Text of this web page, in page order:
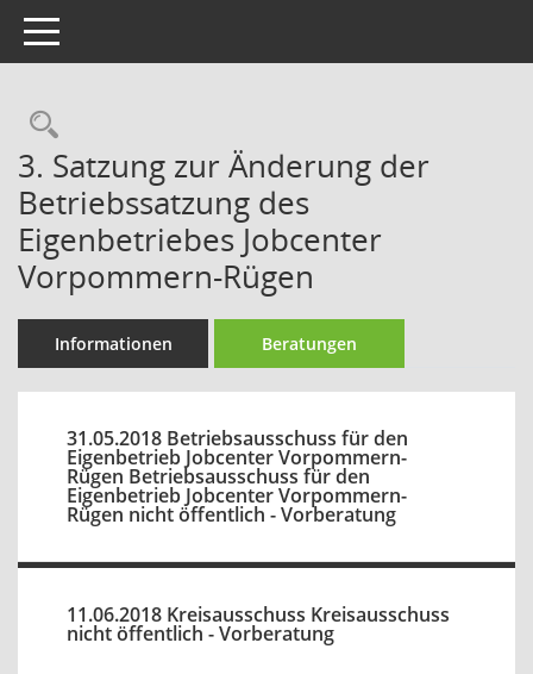
Toggle navigation
Rechercheauswahl
3. Satzung zur Änderung der
Betriebssatzung des
Eigenbetriebes Jobcenter
Vorpommern-Rügen
Informationen Beratungen
31.05.2018 Betriebsausschuss für den
Eigenbetrieb Jobcenter Vorpommern-
Rügen Betriebsausschuss für den
Eigenbetrieb Jobcenter Vorpommern-
Rügen nicht öffentlich - Vorberatung
11.06.2018 Kreisausschuss Kreisausschuss
nicht öffentlich - Vorberatung